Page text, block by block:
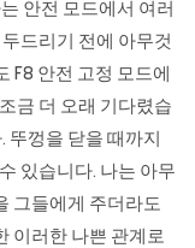
안전 모드에서 여러
드리기 전에 아무것
F8 안전 고정 모드에
금 더 오래 기다렸습
뚜껑을 닫을 때까지
있습니다. 나는 아무
그들에게 주더라도
이러한 나쁜 관계로